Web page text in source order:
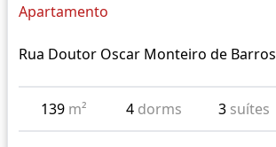
Apartamento
Rua Doutor Oscar Monteiro de Barros
139 m² 4 dorms 3 suítes